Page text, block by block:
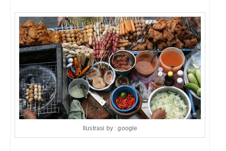
Ilustrasi by : google